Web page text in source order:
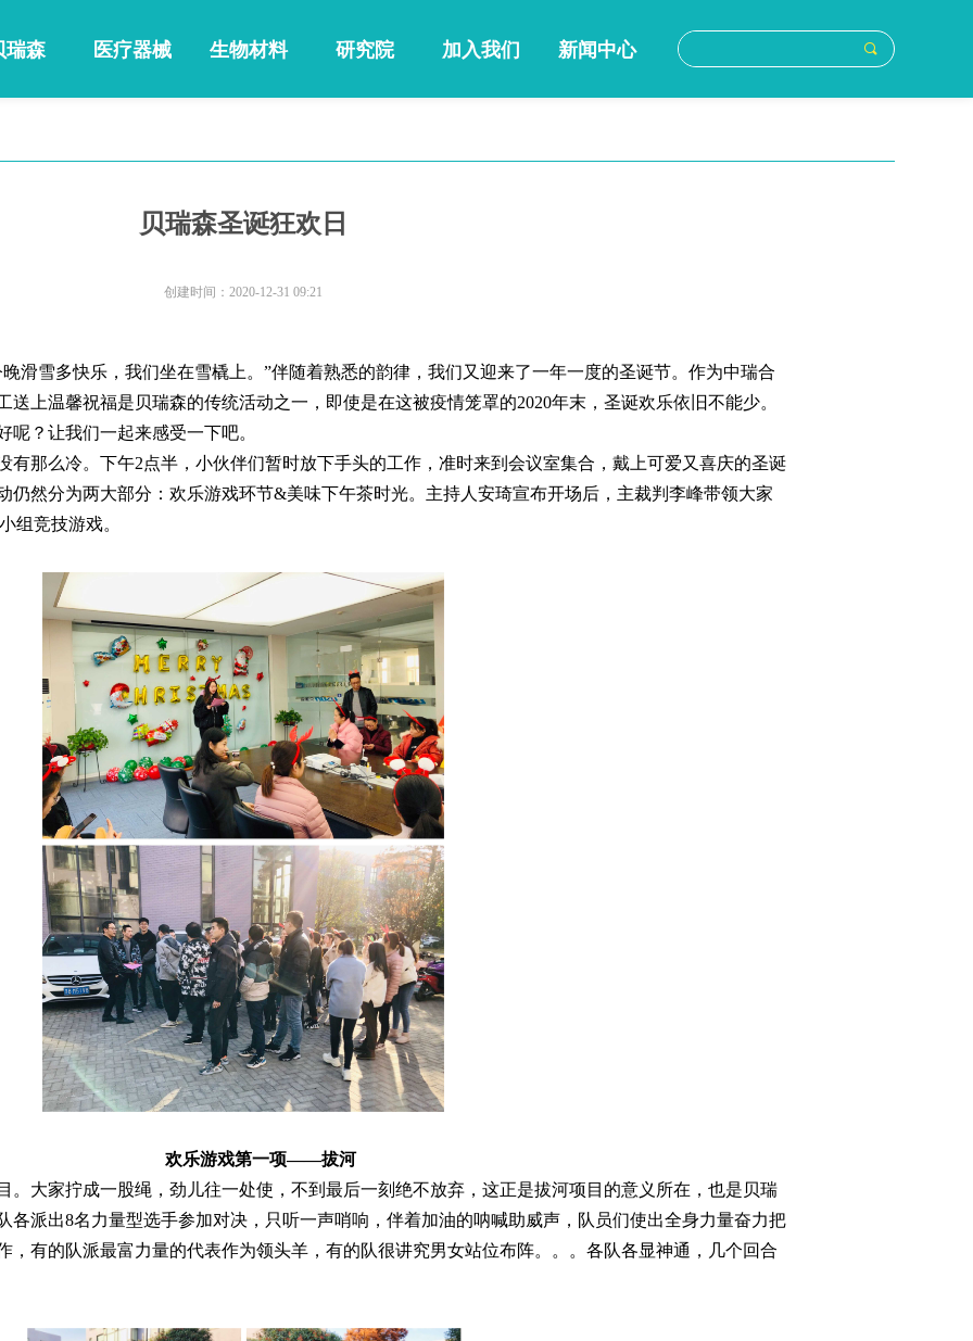
끠
瑞森 医疗器械 生物材料 研究院 加入我们 新闻中心
贝瑞森圣诞狂欢日
滑雪多快乐，我们坐在雪橇上。”伴随着熟悉的韵律，我们又迎来了一年一度的圣诞节。作为中瑞合
上温馨祝福是贝瑞森的传统活动之一，即使是在这被疫情笼罩的2020年末，圣诞欢乐依旧不能少。
？让我们一起来感受一下吧。
那么冷。下午2点半，小伙伴们暂时放下手头的工作，准时来到会议室集合，戴上可爱又喜庆的圣诞
仍然分为两大部分：欢乐游戏环节&美味下午茶时光。主持人安琦宣布开场后，主裁判李峰带领大家
组竞技游戏。
欢乐游戏第一项——拔河
大家拧成一股绳，劲儿往一处使，不到最后一刻绝不放弃，这正是拔河项目的意义所在，也是贝瑞
各派出8名力量型选手参加对决，只听一声哨响，伴着加油的呐喊助威声，队员们使出全身力量奋力把
，有的队派最富力量的代表作为领头羊，有的队很讲究男女站位布阵。。。各队各显神通，几个回合
创建时间： 2020-12-31 09:21